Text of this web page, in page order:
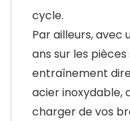
cycle.
Par ailleurs, avec
ans sur les
entraînement
acier inoxydable,
charger de vos